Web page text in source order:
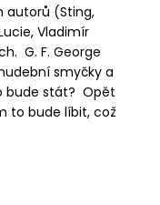
autorů (Sting,
Vladimír
G. F. George
smyčky a
bude stát? Opět
to bude líbit, což